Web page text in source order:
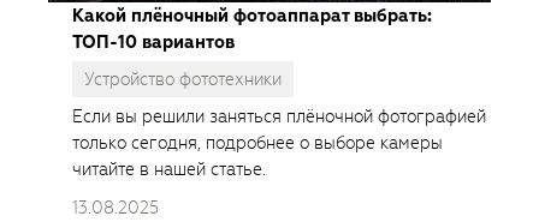
Какой плёночный фотоаппарат выбрать:
ТОП-10 вариантов
Устройство фототехники
Если вы решили заняться плёночной фотографией
только сегодня, подробнее о выборе камеры
читайте в нашей статье.
13.08.2025